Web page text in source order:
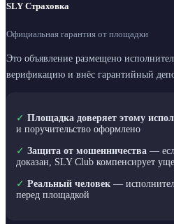
SLY Страховка
Официальная гарантия от площадки
Это объявление размещено
верификацию и внёс гарантийный
✓ Площадка доверяет этому
и поручительство оформлено
✓ Защита от мошенничества —
доказан, SLY Club компенсирует
✓ Реальный человек —
перед площадкой